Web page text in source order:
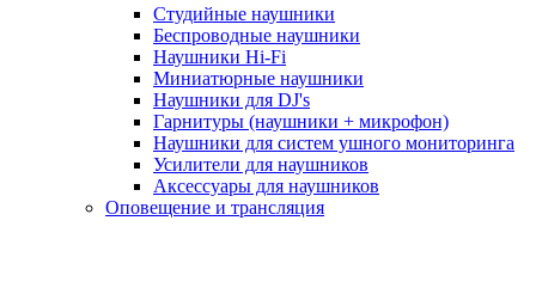
Студийные наушники
Беспроводные наушники
Наушники Hi-Fi
Миниатюрные наушники
Наушники для DJ's
Гарнитуры (наушники + микрофон)
Наушники для систем ушного мониторинга
Усилители для наушников
Аксессуары для наушников
Оповещение и трансляция